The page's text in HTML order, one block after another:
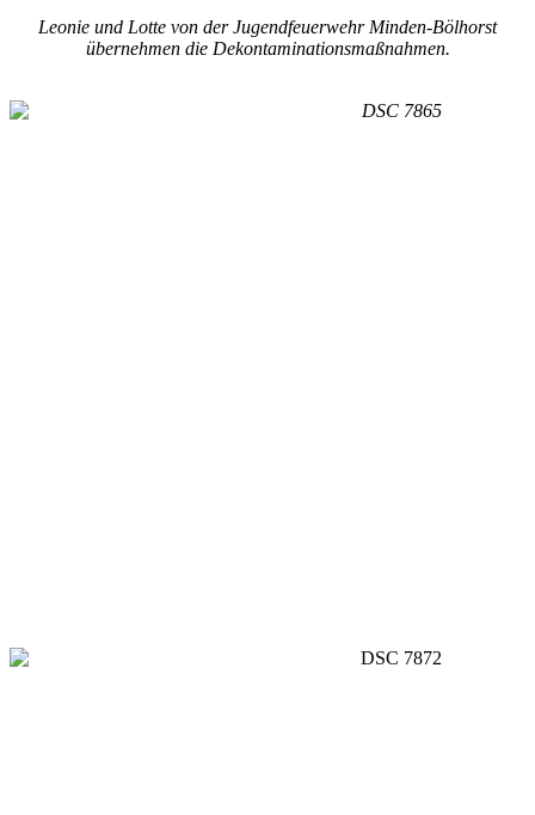
Leonie und Lotte von der Jugendfeuerwehr Minden-Bölhorst
übernehmen die Dekontaminationsmaßnahmen.